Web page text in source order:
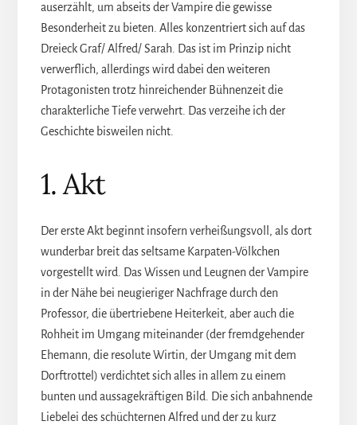
auserzählt, um abseits der Vampire die gewisse
Besonderheit zu bieten. Alles konzentriert sich auf das
Dreieck Graf/ Alfred/ Sarah. Das ist im Prinzip nicht
verwerflich, allerdings wird dabei den weiteren
Protagonisten trotz hinreichender Bühnenzeit die
charakterliche Tiefe verwehrt. Das verzeihe ich der
Geschichte bisweilen nicht.
1. Akt
Der erste Akt beginnt insofern verheißungsvoll, als dort
wunderbar breit das seltsame Karpaten-Völkchen
vorgestellt wird. Das Wissen und Leugnen der Vampire
in der Nähe bei neugieriger Nachfrage durch den
Professor, die übertriebene Heiterkeit, aber auch die
Rohheit im Umgang miteinander (der fremdgehender
Ehemann, die resolute Wirtin, der Umgang mit dem
Dorftrottel) verdichtet sich alles in allem zu einem
bunten und aussagekräftigen Bild. Die sich anbahnende
Liebelei des schüchternen Alfred und der zu kurz